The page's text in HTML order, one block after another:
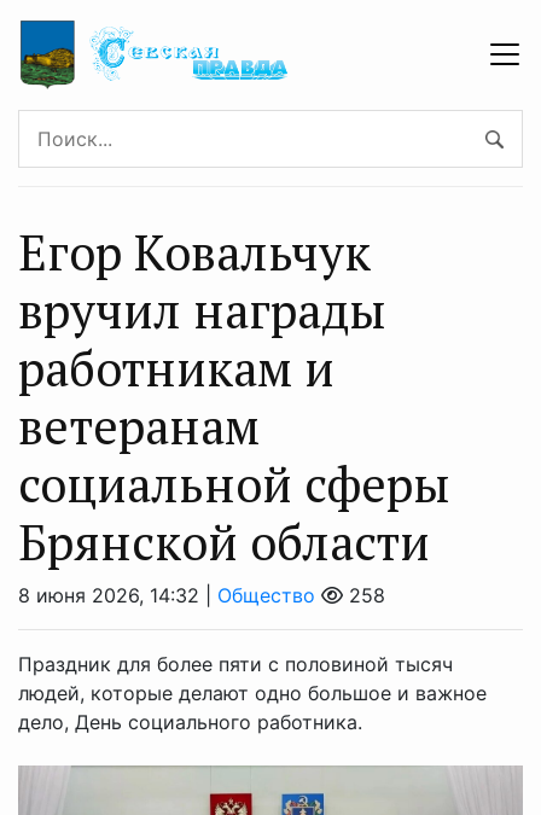
Егор Ковальчук
вручил награды
работникам и
ветеранам
социальной сферы
Брянской области
8 июня 2026, 14:32 | Общество 258
Праздник для более пяти с половиной тысяч
людей, которые делают одно большое и важное
дело, День социального работника.